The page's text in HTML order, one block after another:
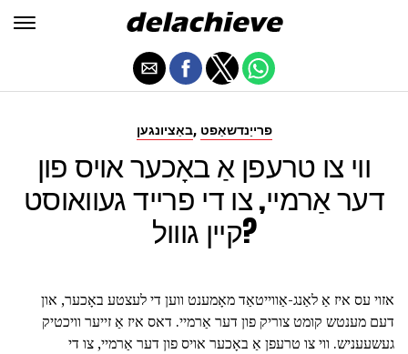
באַציונגען, פרייַנדשאַפט
ווי צו טרעפן אַ באָכער אויס פון
דער אַרמיי, צו די פרייד געוואוסט
קיין גווול?
אזוי עס איז אַ לאַנג-אַווייטאַד מאָמענט ווען די לעצטע באָכער, און
דעם מענטש קומט צוריק פון דער אַרמיי. דאס איז אַ זייער וויכטיק
געשעעניש. ווי צו טרעפן אַ באָכער אויס פון דער אַרמיי, צו די